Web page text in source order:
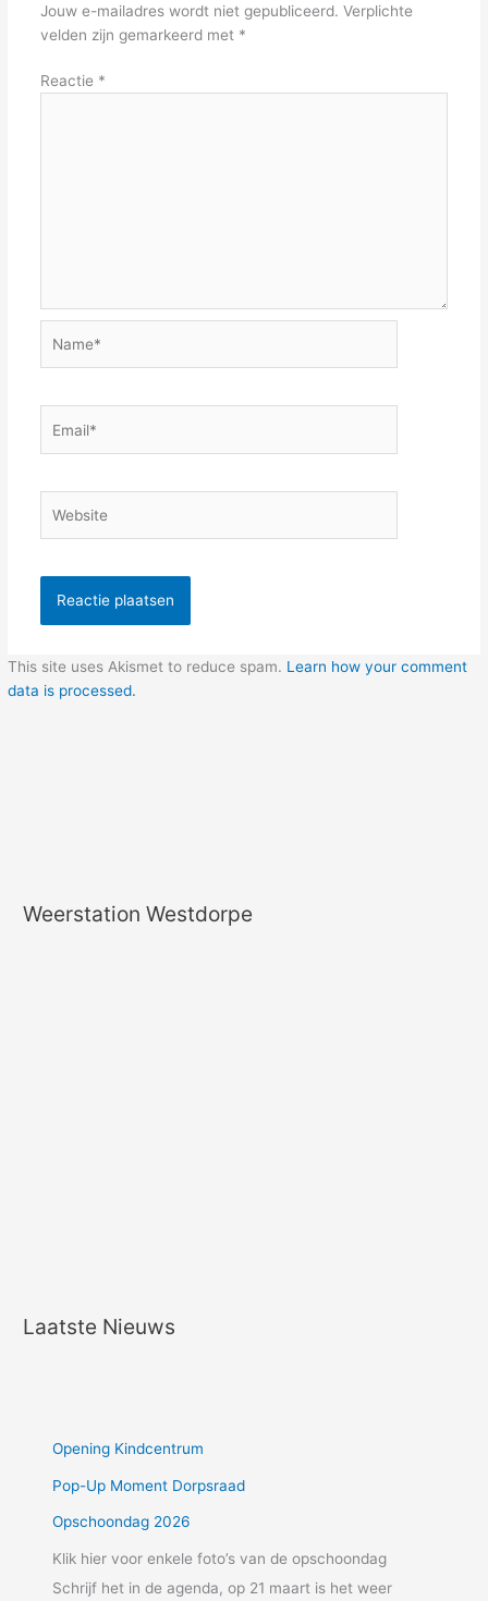
Jouw e-mailadres wordt niet gepubliceerd. Verplichte
velden zijn gemarkeerd met *
Reactie *
This site uses Akismet to reduce spam. Learn how your comment
data is processed.
Weerstation Westdorpe
Laatste Nieuws
Opening Kindcentrum
Pop-Up Moment Dorpsraad
Opschoondag 2026
Klik hier voor enkele foto’s van de opschoondag
Schrijf het in de agenda, op 21 maart is het weer